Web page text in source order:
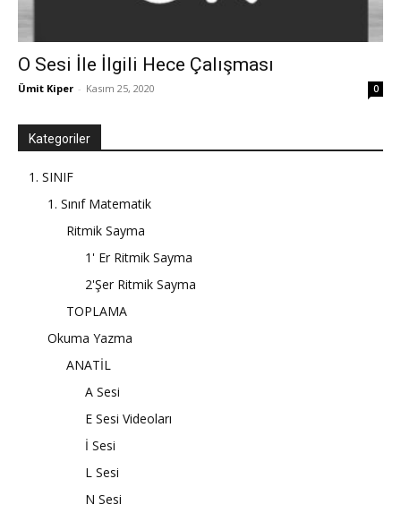
O Sesi İle İlgili Hece Çalışması
Ümit Kiper - Kasım 25, 2020 0
Kategoriler
1. SINIF
1. Sınıf Matematik
Ritmik Sayma
1' Er Ritmik Sayma
2'Şer Ritmik Sayma
TOPLAMA
Okuma Yazma
ANATİL
A Sesi
E Sesi Videoları
İ Sesi
L Sesi
N Sesi